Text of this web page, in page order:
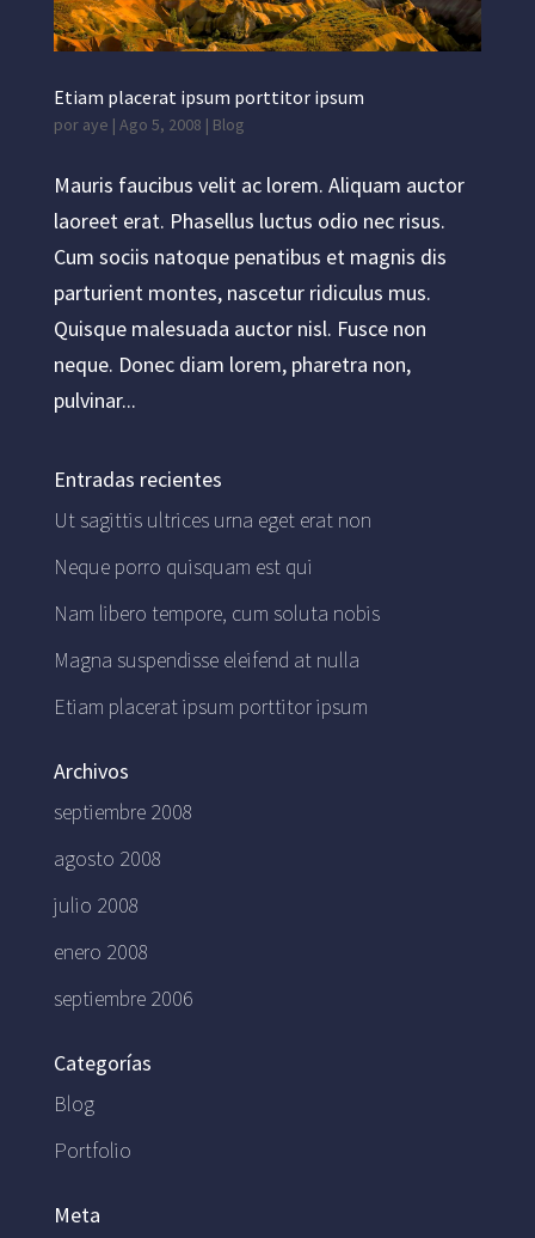
Etiam placerat ipsum porttitor ipsum
por aye | Ago 5, 2008 | Blog
Mauris faucibus velit ac lorem. Aliquam auctor
laoreet erat. Phasellus luctus odio nec risus.
Cum sociis natoque penatibus et magnis dis
parturient montes, nascetur ridiculus mus.
Quisque malesuada auctor nisl. Fusce non
neque. Donec diam lorem, pharetra non,
pulvinar...
Entradas recientes
Ut sagittis ultrices urna eget erat non
Neque porro quisquam est qui
Nam libero tempore, cum soluta nobis
Magna suspendisse eleifend at nulla
Etiam placerat ipsum porttitor ipsum
Archivos
septiembre 2008
agosto 2008
julio 2008
enero 2008
septiembre 2006
Categorías
Blog
Portfolio
Meta